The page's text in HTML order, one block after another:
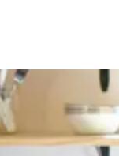
OP